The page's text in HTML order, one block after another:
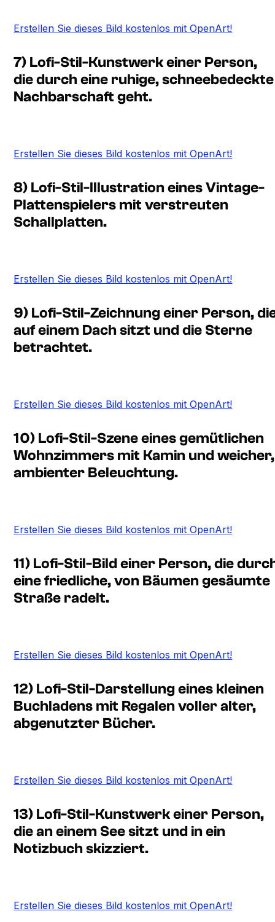
Erstellen Sie dieses Bild kostenlos mit OpenArt!
7) Lofi-Stil-Kunstwerk einer Person,
die durch eine ruhige, schneebedeckte
Nachbarschaft geht.
Erstellen Sie dieses Bild kostenlos mit OpenArt!
8) Lofi-Stil-Illustration eines Vintage-
Plattenspielers mit verstreuten
Schallplatten.
Erstellen Sie dieses Bild kostenlos mit OpenArt!
9) Lofi-Stil-Zeichnung einer Person,
auf einem Dach sitzt und die Sterne
betrachtet.
Erstellen Sie dieses Bild kostenlos mit OpenArt!
10) Lofi-Stil-Szene eines gemütlichen
Wohnzimmers mit Kamin und weicher,
ambienter Beleuchtung.
Erstellen Sie dieses Bild kostenlos mit OpenArt!
11) Lofi-Stil-Bild einer Person, die
eine friedliche, von Bäumen gesäumte
Straße radelt.
Erstellen Sie dieses Bild kostenlos mit OpenArt!
12) Lofi-Stil-Darstellung eines kleinen
Buchladens mit Regalen voller alter,
abgenutzter Bücher.
Erstellen Sie dieses Bild kostenlos mit OpenArt!
13) Lofi-Stil-Kunstwerk einer Person,
die an einem See sitzt und in ein
Notizbuch skizziert.
Erstellen Sie dieses Bild kostenlos mit OpenArt!